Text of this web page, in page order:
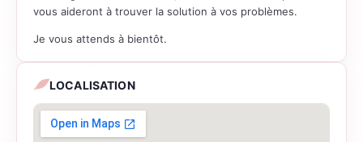
vous aideront à trouver la solution à vos problèmes.
Je vous attends à bientôt.
LOCALISATION